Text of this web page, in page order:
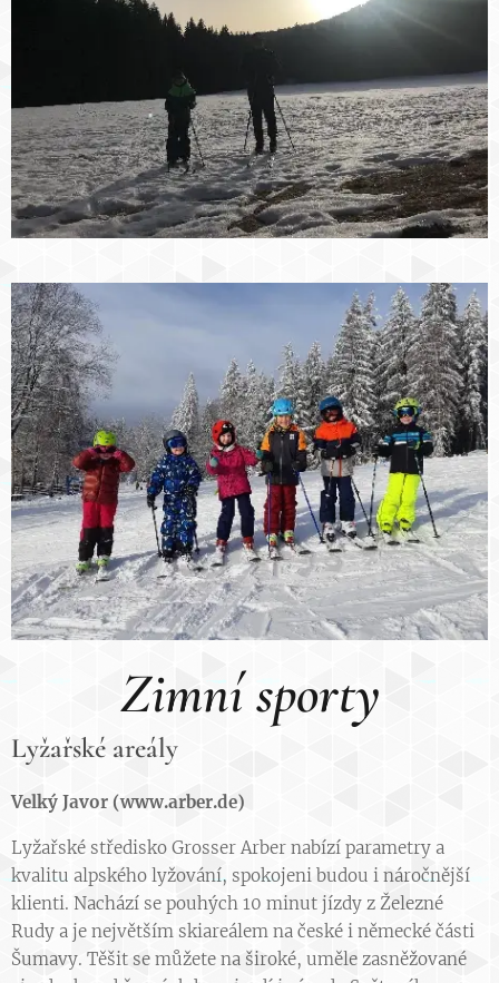
Zimní sporty
Lyžařské areály
Velký Javor (www.arber.de)
Lyžařské středisko Grosser Arber nabízí parametry a
kvalitu alpského lyžování, spokojeni budou i náročnější
klienti. Nachází se pouhých 10 minut jízdy z Železné
Rudy a je největším skiareálem na české i německé části
Šumavy. Těšit se můžete na široké, uměle zasněžované